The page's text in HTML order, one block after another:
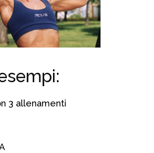
3 allenamenti